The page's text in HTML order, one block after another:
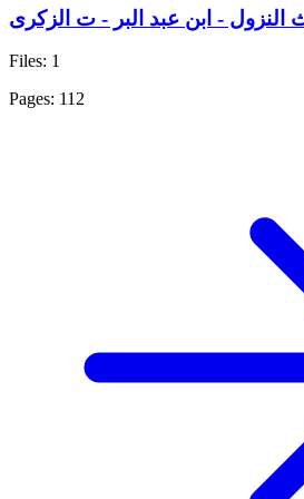
- ابن عبد البر - ت الزكرى
Files: 1
Pages: 112